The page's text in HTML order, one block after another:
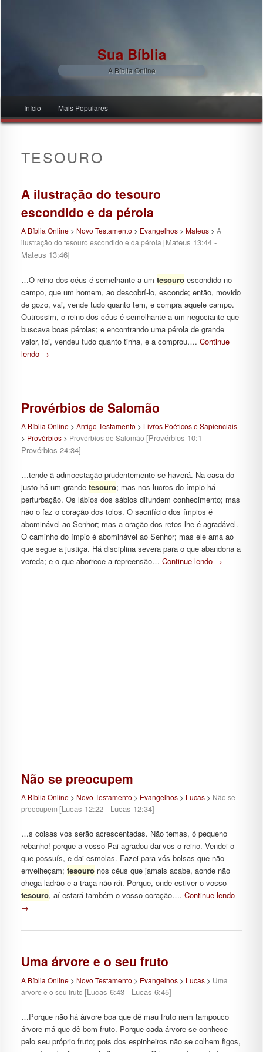
Sua Bíblia
A Bíblia Online
Pular para o conteúdo principal
Pular para o conteúdo secundário
Início Mais Populares
TESOURO
A ilustração do tesouro
escondido e da pérola
A Bíblia Online> Novo Testamento > Evangelhos> Mateus> A
ilustração do tesouro escondido e da pérola [Mateus 13:44 -
Mateus 13:46]
…O reino dos céus é semelhante a um tesouroescondido no
campo, que um homem, ao descobrí-lo, esconde; então, movido
de gozo, vai, vende tudo quanto tem, e compra aquele campo.
Outrossim, o reino dos céus é semelhante a um negociante que
buscava boas pérolas; e encontrando uma pérola de grande
valor, foi, vendeu tudo quanto tinha, e a comprou…. Continue
lendo →
Provérbios de Salomão
A Bíblia Online> Antigo Testamento > Livros Poéticos e Sapienciais
> Provérbios> Provérbios de Salomão [Provérbios 10:1 -
Provérbios 24:34]
…tende ã admoestação prudentemente se haverá. Na casa do
justo há um grande tesouro; mas nos lucros do ímpio há
perturbação. Os lábios dos sábios difundem conhecimento; mas
não o faz o coração dos tolos. O sacrifício dos ímpios é
abominável ao Senhor; mas a oração dos retos lhe é agradável.
O caminho do ímpio é abominável ao Senhor; mas ele ama ao
que segue a justiça. Há disciplina severa para o que abandona a
vereda; e o que aborrece a repreensão… Continue lendo →
Não se preocupem
A Bíblia Online> Novo Testamento > Evangelhos> Lucas> Não se
preocupem [Lucas 12:22 - Lucas 12:34]
…s coisas vos serão acrescentadas. Não temas, ó pequeno
rebanho! porque a vosso Pai agradou dar-vos o reino. Vendei o
que possuís, e dai esmolas. Fazei para vós bolsas que não
envelheçam; tesouronos céus que jamais acabe, aonde não
chega ladrão e a traça não rói. Porque, onde estiver o vosso
tesouro, aí estará também o vosso coração…. Continue lendo
→
Uma árvore e o seu fruto
A Bíblia Online> Novo Testamento > Evangelhos> Lucas> Uma
árvore e o seu fruto [Lucas 6:43 - Lucas 6:45]
…Porque não há árvore boa que dê mau fruto nem tampouco
árvore má que dê bom fruto. Porque cada árvore se conhece
pelo seu próprio fruto; pois dos espinheiros não se colhem figos,